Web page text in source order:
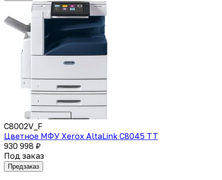
C8002V_F
Цветное МФУ Xerox AltaLink C8045 TT
930 998 ₽
Под заказ
Предзаказ